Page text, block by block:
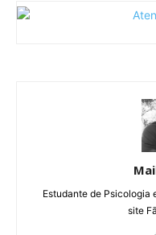
Estudante de Psicologia
site